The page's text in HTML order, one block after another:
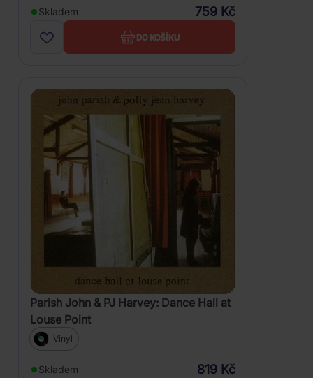
Skladem 759 Kč
DO KOŠÍKU
Parish John & PJ Harvey: Dance Hall at
Louse Point
Vinyl
Skladem 819 Kč